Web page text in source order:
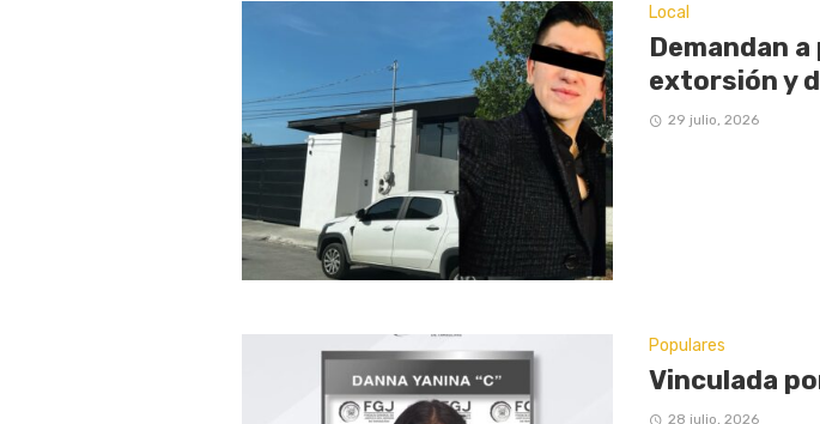
Local
Demandan
extorsión y
29 julio, 2026
Populares
Vinculada
28 julio, 2026